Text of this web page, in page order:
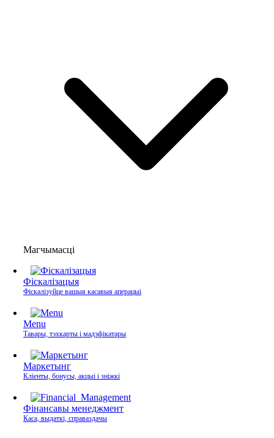
Магчымасці
Фіскалізацыя
Фіскалізуйце вашыя касавыя аперацыі
Menu
Тавары, тэхкарты і мадэфікатары
Маркетынг
Кліенты, бонусы, акцыі і зніжкі
Фінансавы менеджмент
Каса, выдаткі, справаздачы